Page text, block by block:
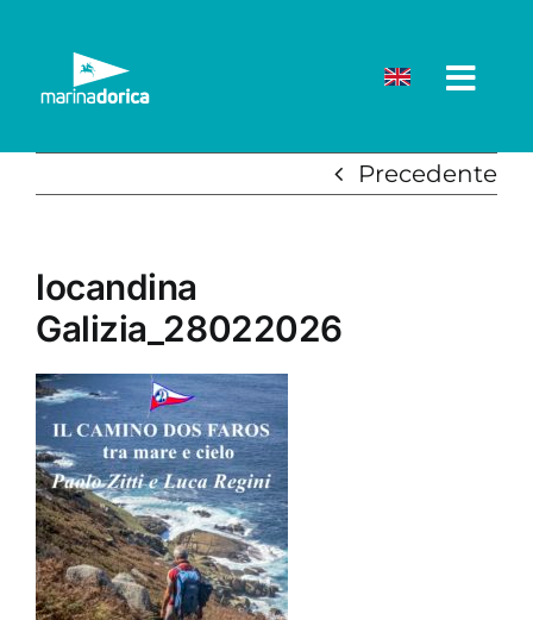
contenuto
Precedente
locandina
Galizia_28022026